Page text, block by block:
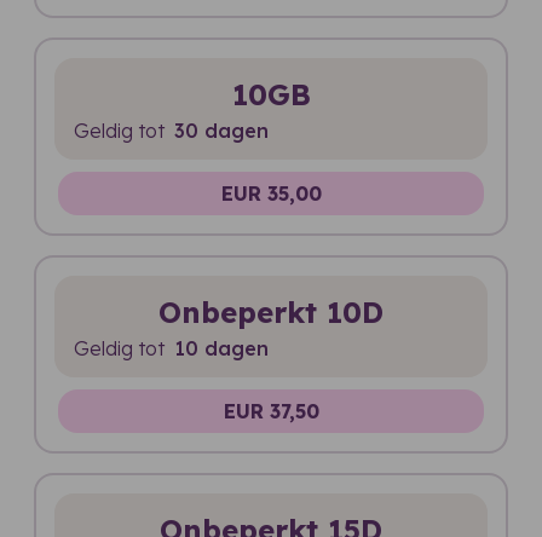
10GB
Geldig tot 30 dagen
EUR 35,00
Onbeperkt 10D
Geldig tot 10 dagen
EUR 37,50
Onbeperkt 15D